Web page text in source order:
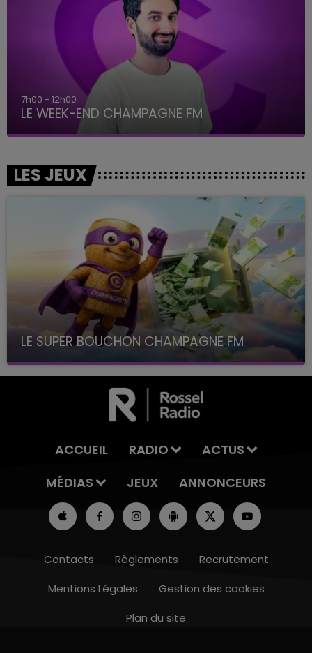
7h00 - 12h00
7h00 - 12h00
LE WEEK-END CHAMPAGNE FM
LES JEUX
LE SUPER BOUCHON CHAMPAGNE FM
avec La Famille Champagne FM, à 8H10
ACCUEIL RADIO
ACTUS
MÉDIAS
JEUX ANNONCEURS
Contacts Règlements
Recrutement
Mentions Légales
Gestion des cookies
Plan du site